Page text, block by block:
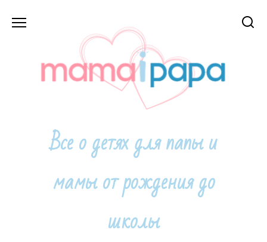
Все о детях для папы и
мамы от рождения до
школы